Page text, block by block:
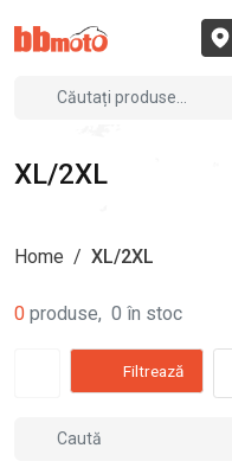
XL/2XL
Home / XL/2XL
0 produse, 0 în stoc
Filtrează